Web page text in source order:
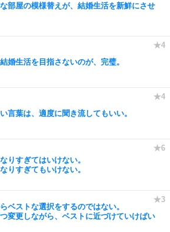
部屋の模様替えが、結婚生活を新鮮にさせ
婚生活を目指さないのが、完璧。
言葉は、適度に聞き流してもいい。
りすぎてはいけない。
りすぎてもいけない。
ベストな選択をするのではない。
変更しながら、ベストに近づけていけばい